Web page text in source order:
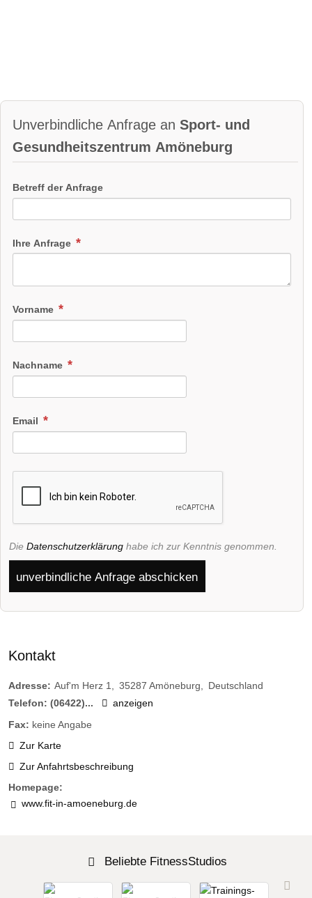
Unverbindliche Anfrage an Sport- und
Gesundheitszentrum Amöneburg
Betreff der Anfrage
Ihre Anfrage
Vorname
Nachname
Email
Die Datenschutzerklärung habe ich zur Kenntnis genommen.
unverbindliche Anfrage abschicken
Kontakt
Adresse: Auf'm Herz 1 35287 Amöneburg
Deutschland
Telefon: (06422)...
anzeigen
Fax: keine Angabe
Zur Karte
Zur Anfahrtsbeschreibung
Homepage:
www.fit-in-amoeneburg.de
Beliebte FitnessStudios